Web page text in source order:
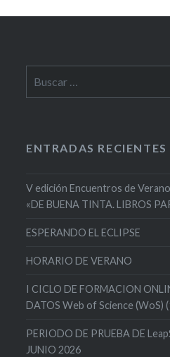
ENTRADAS RECIENTES
V edición Encuentros de
«DE BUENA TINTA. LIBROS
ESPERANDO EL ECLIPSE
HORARIO DE VERANO
I CICLO DE FORMACION
DATOS Web of Science (WoS)
PERIODO DE PRUEBA DE
JUNIO 2026